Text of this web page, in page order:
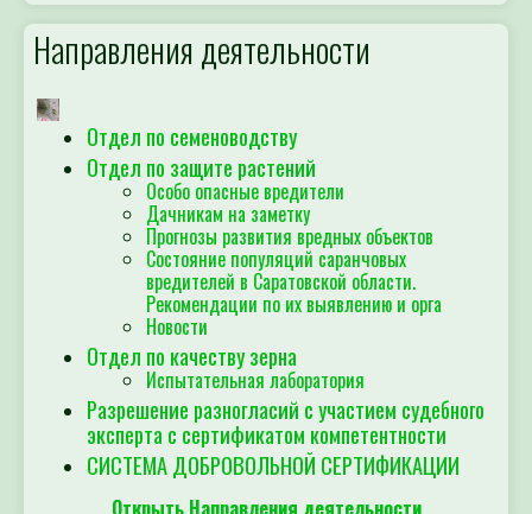
Направления деятельности
Отдел по семеноводству
Отдел по защите растений
Особо опасные вредители
Дачникам на заметку
Прогнозы развития вредных объектов
Состояние популяций саранчовых
вредителей в Саратовской области.
Рекомендации по их выявлению и орга
Новости
Отдел по качеству зерна
Испытательная лаборатория
Разрешение разногласий с участием судебного
эксперта с сертификатом компетентности
СИСТЕМА ДОБРОВОЛЬНОЙ СЕРТИФИКАЦИИ
Открыть Направления деятельности